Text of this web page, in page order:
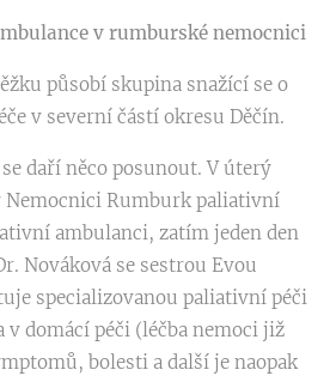
v rumburské nemocnici
působí skupina snažící se o
v severní částí okresu Děčín.
se daří něco posunout. V úterý
Nemocnici Rumburk paliativní
ambulanci, zatím jeden den
Nováková se sestrou Evou
specializovanou paliativní péči
domácí péči (léčba nemoci již
bolesti a další je naopak